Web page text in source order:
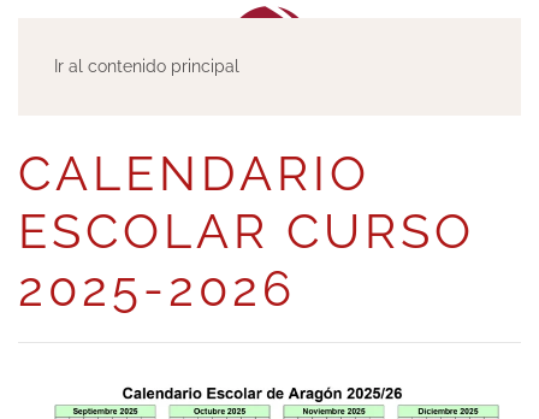
Ir al contenido principal
CALENDARIO
ESCOLAR CURSO
2025-2026